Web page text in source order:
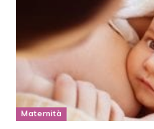
Maternità